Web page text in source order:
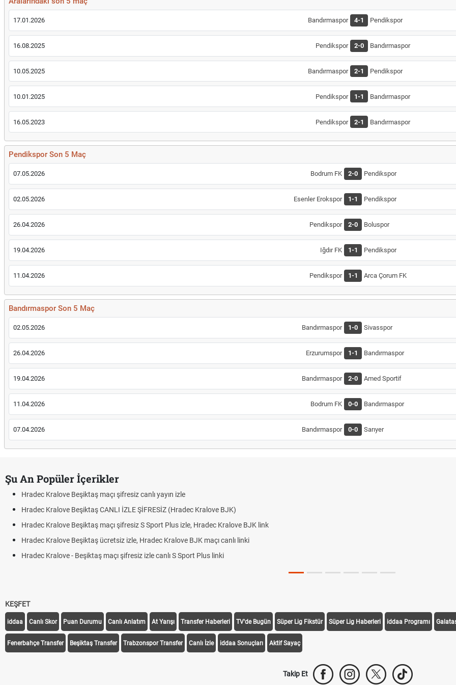
17.01.2026 Bandırmaspor 4-1 Pendikspor
16.08.2025 Pendikspor 2-0 Bandırmaspor
10.05.2025 Bandırmaspor 2-1 Pendikspor
10.01.2025 Pendikspor 1-1 Bandırmaspor
16.05.2023 Pendikspor 2-1 Bandırmaspor
Pendikspor Son 5 Maç
07.05.2026 Bodrum FK 2-0 Pendikspor
02.05.2026 Esenler Erokspor 1-1 Pendikspor
26.04.2026 Pendikspor 2-0 Boluspor
19.04.2026 Iğdır FK 1-1 Pendikspor
11.04.2026 Pendikspor 1-1 Arca Çorum FK
Bandırmaspor Son 5 Maç
02.05.2026 Bandırmaspor 1-0 Sivasspor
26.04.2026 Erzurumspor 1-1 Bandırmaspor
19.04.2026 Bandırmaspor 2-0 Amed Sportif
11.04.2026 Bodrum FK 0-0 Bandırmaspor
07.04.2026 Bandırmaspor 0-0 Sarıyer
Şu An Popüler İçerikler
Hradec Kralove Beşiktaş maçı şifresiz canlı yayın izle
Hradec Kralove Beşiktaş CANLI İZLE ŞİFRESİZ (Hradec Kralove BJK)
Hradec Kralove Beşiktaş maçı şifresiz S Sport Plus izle, Hradec Kralove BJK link
Hradec Kralove Beşiktaş ücretsiz izle, Hradec Kralove BJK maçı canlı linki
Hradec Kralove - Beşiktaş maçı şifresiz izle canlı S Sport Plus linki
KEŞFET
iddaa Canlı Skor Puan Durumu Canlı Anlatım At Yarışı Transfer Haberleri TV'de Bugün Süper Lig Fikstür Süper Lig Haberleri iddaa Programı
Fenerbahçe Transfer Beşiktaş Transfer Trabzonspor Transfer Canlı İzle iddaa Sonuçları Aktif Sayaç
Takip Et